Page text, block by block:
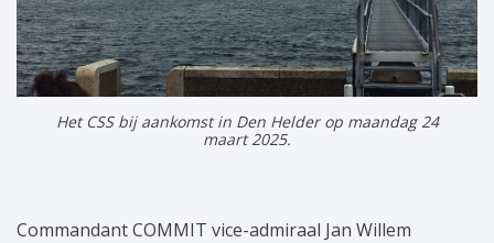
Het CSS bij aankomst in Den Helder op maandag 24
maart 2025.
Commandant COMMIT vice-admiraal Jan Willem